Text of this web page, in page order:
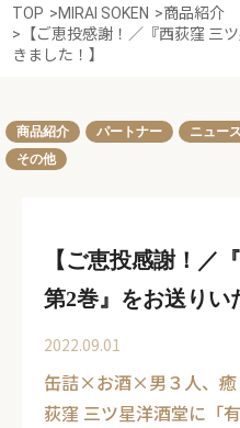
TOP >MIRAI SOKEN >商品紹介
> 【ご恵投感謝！／『西荻窪 三
きました！】
商品紹介 パートナー ニュー
その他
【ご恵投感謝！／
第2巻』をお送りい
2022.09.01
缶詰×お酒×男３人、癒
荻窪 三ツ星洋酒堂に「